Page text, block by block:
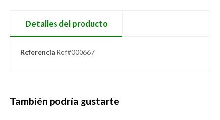
Detalles del producto
Referencia Ref#000667
También podría gustarte